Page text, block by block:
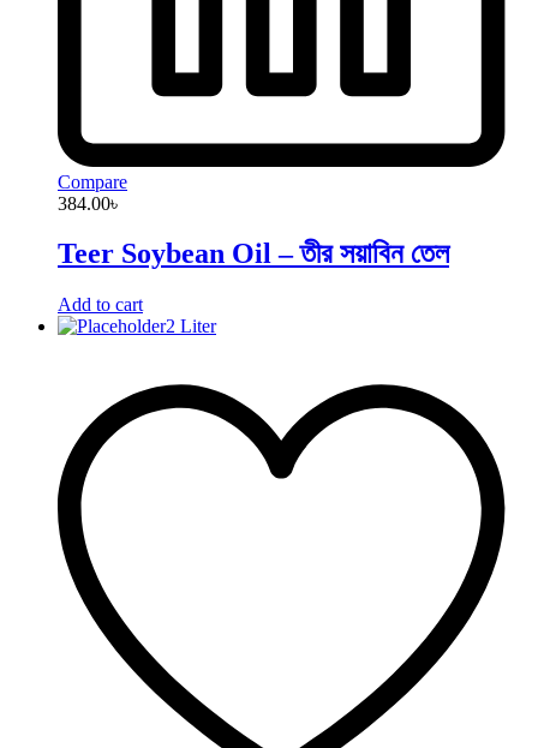
Compare
384.00৳
Teer Soybean Oil – তীর সয়াবিন তেল
Add to cart
2 Liter